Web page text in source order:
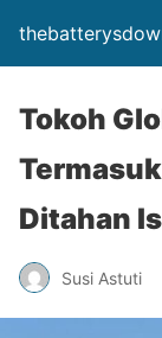
Tokoh
Ditahan
Susi Astuti